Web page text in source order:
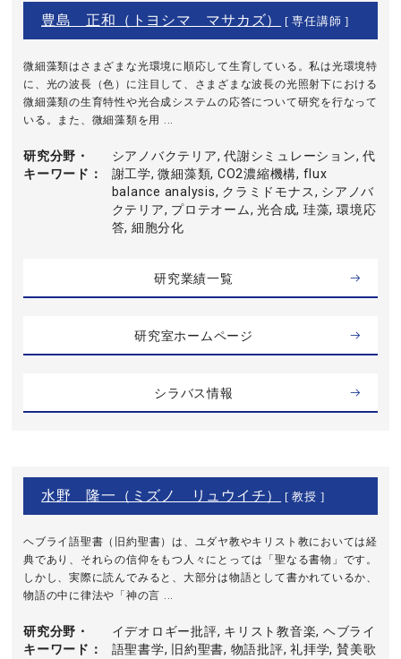
豊島 正和（トヨシマ マサカズ） [ 専任講師 ]
微細藻類はさまざまな光環境に順応して生育している。私は光環境特
に、光の波長（色）に注目して、さまざまな波長の光照射下における
微細藻類の生育特性や光合成システムの応答について研究を行なって
いる。また、微細藻類を用 ...
研究分野・
キーワード
シアノバクテリア, 代謝シミュレーション, 代
謝工学, 微細藻類, CO2濃縮機構, flux
balance analysis, クラミドモナス, シアノバ
クテリア, プロテオーム, 光合成, 珪藻, 環境応
答, 細胞分化
研究業績一覧
研究室ホームページ
シラバス情報
水野 隆一（ミズノ リュウイチ） [ 教授 ]
ヘブライ語聖書（旧約聖書）は、ユダヤ教やキリスト教においては経
典であり、それらの信仰をもつ人々にとっては「聖なる書物」です。
しかし、実際に読んでみると、大部分は物語として書かれているか、
物語の中に律法や「神の言 ...
研究分野・
キーワード
イデオロギー批評, キリスト教音楽, ヘブライ
語聖書学, 旧約聖書, 物語批評, 礼拝学, 賛美歌